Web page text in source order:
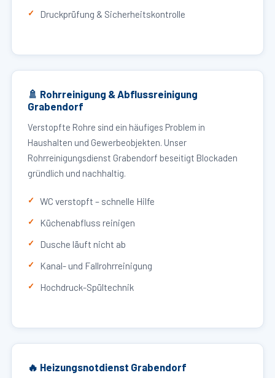
Druckprüfung & Sicherheitskontrolle
🚿 Rohrreinigung & Abflussreinigung
Grabendorf
Verstopfte Rohre sind ein häufiges Problem in
Haushalten und Gewerbeobjekten. Unser
Rohrreinigungsdienst Grabendorf beseitigt Blockaden
gründlich und nachhaltig.
WC verstopft – schnelle Hilfe
Küchenabfluss reinigen
Dusche läuft nicht ab
Kanal- und Fallrohrreinigung
Hochdruck-Spültechnik
🔥 Heizungsnotdienst Grabendorf